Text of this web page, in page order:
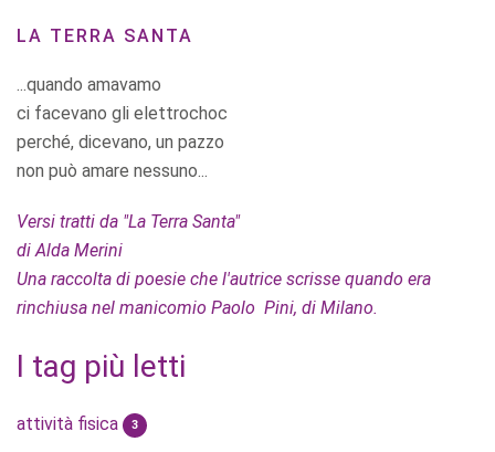
LA TERRA SANTA
...quando amavamo
ci facevano gli elettrochoc
perché, dicevano, un pazzo
non può amare nessuno...
Versi tratti da "La Terra Santa"
di Alda Merini
Una raccolta di poesie che l'autrice scrisse quando era
rinchiusa nel manicomio Paolo Pini, di Milano.
I tag più letti
attività fisica 3